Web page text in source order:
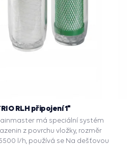
RLH připojení 1"
má speciální systém
z povrchu vložky, rozměr
l/h, používá se Na dešťovou